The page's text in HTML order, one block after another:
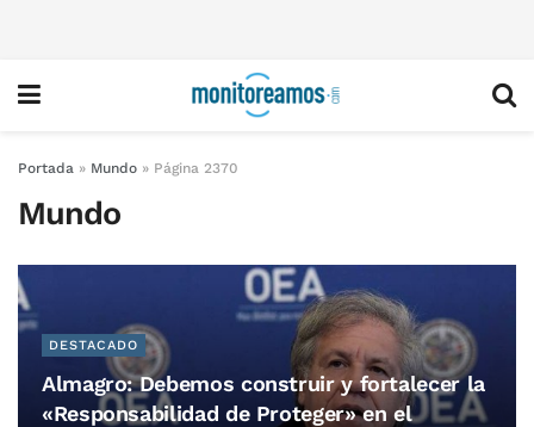
Portada » Mundo » Página 2370
Mundo
DESTACADO
Almagro: Debemos construir y fortalecer la
«Responsabilidad de Proteger» en el